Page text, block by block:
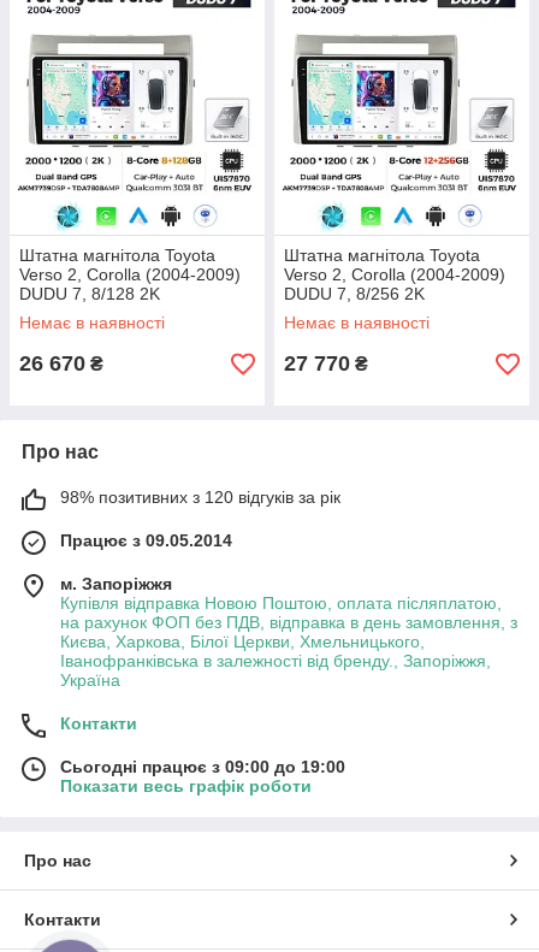
Штатна магнітола Toyota
Verso 2, Corolla (2004-2009)
DUDU 7, 8/128 2K
(2000x1200) QLED, GPS + 4G
+ CarPlay
Немає в наявності
26 670 ₴
Штатна магнітола Toyota
Verso 2, Corolla (2004-2009)
DUDU 7, 8/256 2K
(2000x1200) QLED, GPS + 4G
+ CarPlay
Немає в наявності
27 770 ₴
Про нас
98% позитивних з 120 відгуків за рік
Працює з 09.05.2014
м. Запоріжжя
Купівля відправка Новою Поштою, оплата післяплатою,
на рахунок ФОП без ПДВ, відправка в день замовлення, з
Києва, Харкова, Білої Церкви, Хмельницького,
Іванофранківська в залежності від бренду., Запоріжжя,
Україна
Контакти
Сьогодні працює з 09:00 до 19:00
Показати весь графік роботи
Про нас
Контакти